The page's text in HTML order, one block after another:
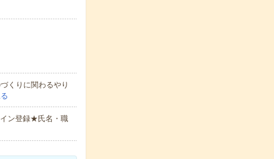
くりに関わるやり
ン登録★氏名・職